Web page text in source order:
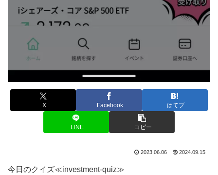
X Facebook はてブ
LINE コピー
2023.06.06 2024.09.15
今日のクイズ≪investment-quiz≫